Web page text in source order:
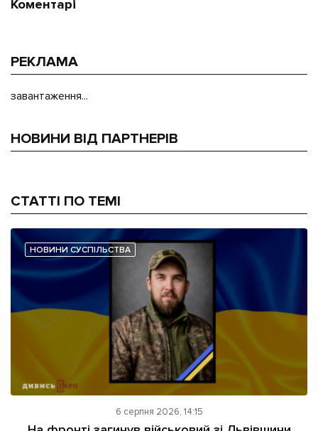
Коментарі
РЕКЛАМА
завантаження...
НОВИНИ ВІД ПАРТНЕРІВ
СТАТТІ ПО ТЕМІ
НОВИНИ СУСПІЛЬСТВА
6 серпня 2026, 14:15